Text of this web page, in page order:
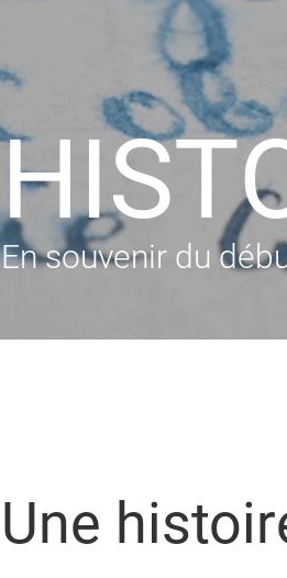
En souvenir du
Une